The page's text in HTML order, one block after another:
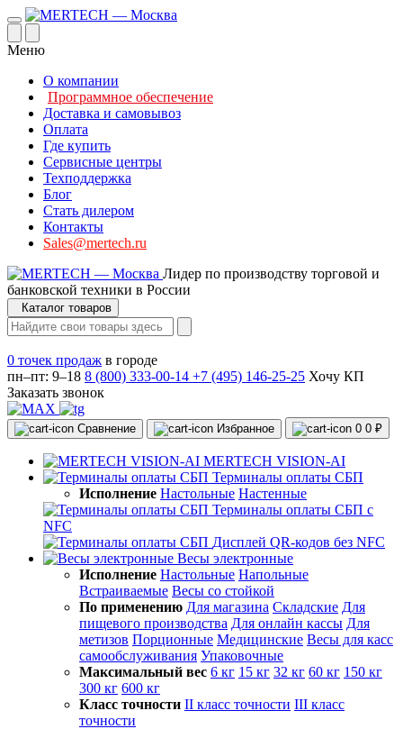
Меню
О компании
Программное обеспечение
Доставка и самовывоз
Оплата
Где купить
Сервисные центры
Техподдержка
Блог
Стать дилером
Контакты
Sales@mertech.ru
Лидер по производству торговой и
банковской техники в России
Каталог товаров
0 точек продаж в городе
пн–пт: 9–18 8 (800) 333-00-14 +7 (495) 146-25-25 Хочу КП
Заказать звонок
Сравнение Избранное 0 0 ₽
MERTECH VISION-AI
Терминалы оплаты СБП
Исполнение Настольные Настенные
Терминалы оплаты СБП с
NFC
Дисплей QR-кодов без NFC
Весы электронные
Исполнение Настольные Напольные
Встраиваемые Весы со стойкой
По применению Для магазина Складские Для
пищевого производства Для онлайн кассы Для
метизов Порционные Медицинские Весы для касс
самообслуживания Упаковочные
Максимальный вес 6 кг 15 кг 32 кг 60 кг 150 кг
300 кг 600 кг
Класс точности II класс точности III класс
точности